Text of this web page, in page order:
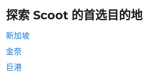
探索 Scoot 的首选目的地
新加坡
金奈
巨港